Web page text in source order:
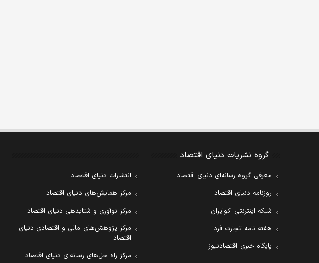
گروه نشریات دنیای اقتصاد
معرفی گروه رسانه‌ای دنیای اقتصاد
روزنامه دنیای اقتصاد
شبکه اینترنتی اکوایران
هفته نامه تجارت فردا
پایگاه خبری اقتصادنیوز
انتشارات دنیای اقتصاد
مرکز همایش‌های دنیای اقتصاد
مرکز نوآوری و شتابدهی دنیای اقتصاد
مرکز پژوهش‌های مالی و اقتصادی دنیای
اقتصاد
مرکز راه حل‌های رسانه‌ای دنیای اقتصاد